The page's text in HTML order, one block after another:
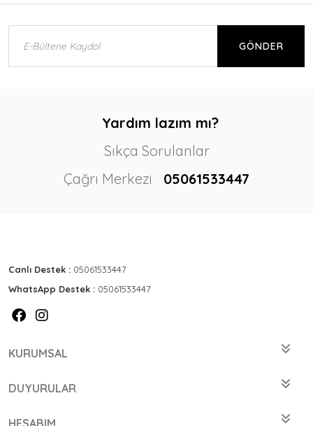
GÖNDER
Yardım lazım mı?
Sıkça Sorulanlar
Çağrı Merkezi
05061533447
Canlı Destek : 05061533447
WhatsApp Destek : 05061533447
KURUMSAL
DUYURULAR
HESABIM